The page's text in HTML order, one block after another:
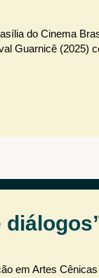
do Cinema
Guarnicê (2025)
em Artes